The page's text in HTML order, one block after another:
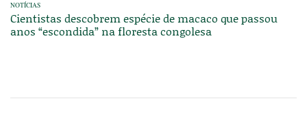
NOTÍCIAS
Cientistas descobrem espécie de macaco que passou
anos “escondida” na floresta congolesa